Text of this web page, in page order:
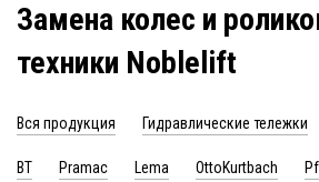
Замена колес и
техники Noblelift
Вся продукция Гидравлические тележки
BT Pramac Lema OttoKurtbach